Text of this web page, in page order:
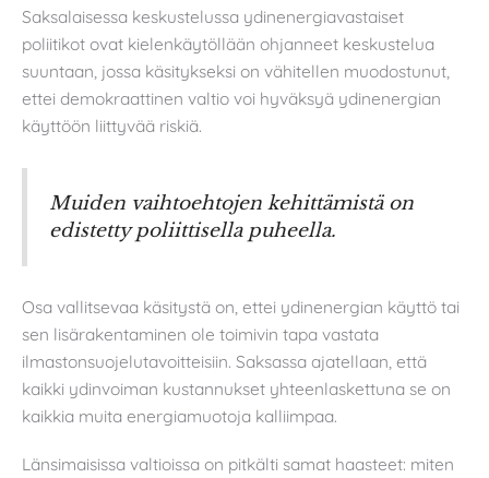
Saksalaisessa keskustelussa ydinenergiavastaiset
poliitikot ovat kielenkäytöllään ohjanneet keskustelua
suuntaan, jossa käsitykseksi on vähitellen muodostunut,
ettei demokraattinen valtio voi hyväksyä ydinenergian
käyttöön liittyvää riskiä.
Muiden vaihtoehtojen kehittämistä on
edistetty poliittisella puheella.
Osa vallitsevaa käsitystä on, ettei ydinenergian käyttö tai
sen lisärakentaminen ole toimivin tapa vastata
ilmastonsuojelutavoitteisiin. Saksassa ajatellaan, että
kaikki ydinvoiman kustannukset yhteenlaskettuna se on
kaikkia muita energiamuotoja kalliimpaa.
Länsimaisissa valtioissa on pitkälti samat haasteet: miten